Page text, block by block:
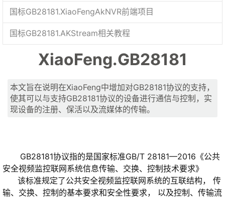
国标GB28181.XiaoFengAkNVR前端项目
国标GB28181.AKStream相关教程
XiaoFeng.GB28181
本文旨在说明在XiaoFeng中增加对GB28181协议的支持，
使其可以与支持GB28181协议的设备进行通信与控制，实
现设备的注册、保活以及流媒体的传输。
GB28181协议指的是国家标准GB/T 28181—2016《公共
安全视频监控联网系统信息传输、交换、控制技术要求》
该标准规定了公共安全视频监控联网系统的互联结构， 传
输、交换、控制的基本要求和安全性要求， 以及控制、传输流